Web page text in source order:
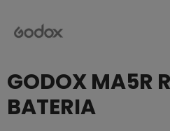
GODOX MA5R
BATERIA